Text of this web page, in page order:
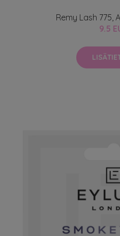
Remy Lash 775,
9.5